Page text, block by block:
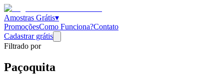
Amostras Grátis▾
PromoçõesComo Funciona?Contato
Cadastrar grátis
Filtrado por
Paçoquita